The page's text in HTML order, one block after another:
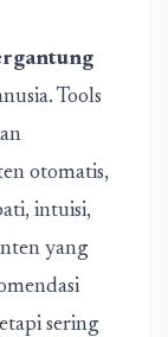
Tools
otomatis,
intuisi,
yang
sering